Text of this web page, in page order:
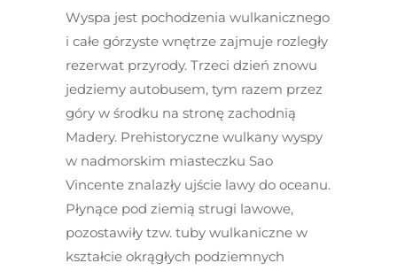
Wyspa jest pochodzenia wulkanicznego
i całe górzyste wnętrze zajmuje rozległy
rezerwat przyrody. Trzeci dzień znowu
jedziemy autobusem, tym razem przez
góry w środku na stronę zachodnią
Madery. Prehistoryczne wulkany wyspy
w nadmorskim miasteczku Sao
Vincente znalazły ujście lawy do oceanu.
Płynące pod ziemią strugi lawowe,
pozostawiły tzw. tuby wulkaniczne w
kształcie okrągłych podziemnych